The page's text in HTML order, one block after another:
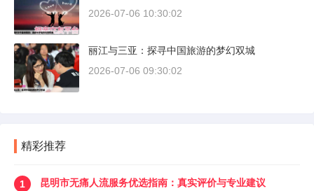
2026-07-06 10:30:02
丽江与三亚：探寻中国旅游的梦幻双城
2026-07-06 09:30:02
精彩推荐
1
昆明市无痛人流服务优选指南：真实评价与专业建议